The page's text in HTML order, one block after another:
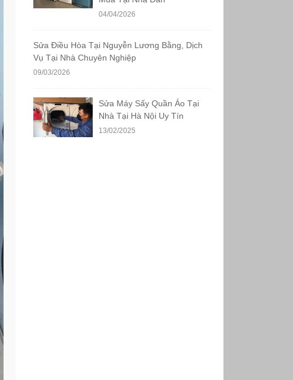
04/04/2026
Sửa Điều Hòa Tại Nguyễn Lương Bằng, Dịch
Vụ Tại Nhà Chuyên Nghiệp
09/03/2026
Sửa Máy Sấy Quần Áo Tại
Nhà Tại Hà Nội Uy Tín
13/02/2025